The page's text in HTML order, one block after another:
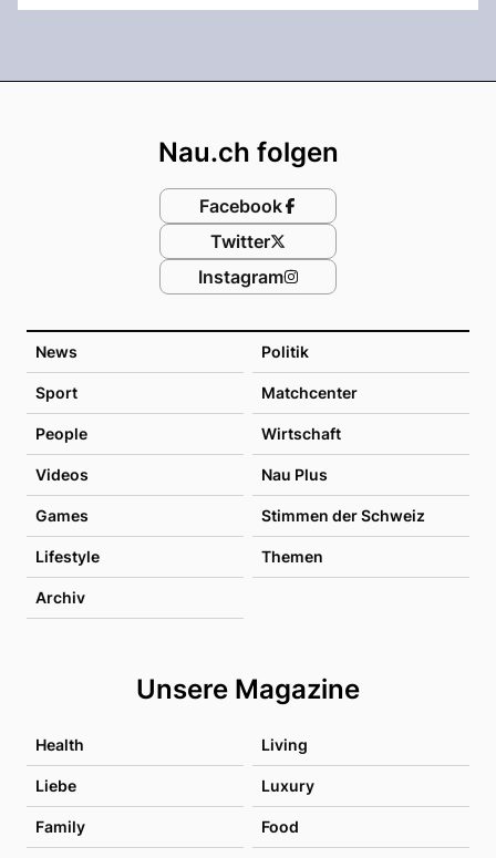
News Politik
Sport Matchcenter
People Wirtschaft
Videos Nau Plus
Games Stimmen der Schweiz
Lifestyle Themen
Archiv
Unsere Magazine
Health Living
Liebe Luxury
Family Food
Nau.ch folgen
Facebook
Twitter
Instagram